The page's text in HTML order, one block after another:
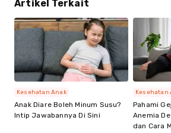
Artikel Terkait
Anak Diare Boleh Minum Susu?
Intip Jawabannya Di Sini
Kesehatan Anak
Pahami
Anemia
dan Cara
Kesehatan